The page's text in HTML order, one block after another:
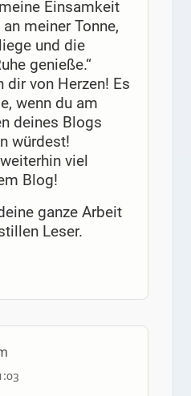
Einsamkeit
meiner Tonne,
und die
genieße.“
dir von Herzen! Es
wenn du am
deines Blogs
würdest!
viel
Blog!
ganze Arbeit
Leser.